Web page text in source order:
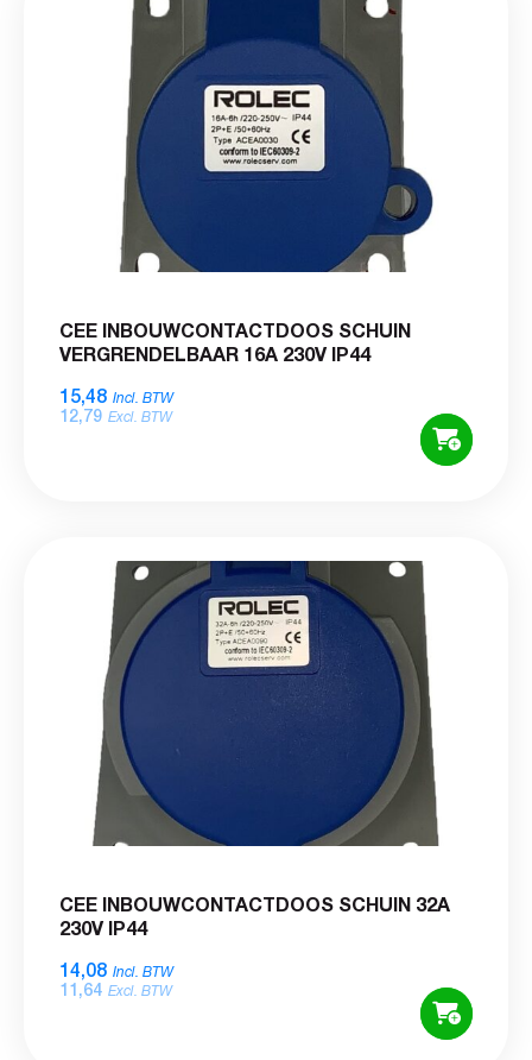
CEE INBOUWCONTACTDOOS SCHUIN
VERGRENDELBAAR 16A 230V IP44
15,48 Incl. BTW
12,79 Excl. BTW
CEE INBOUWCONTACTDOOS SCHUIN 32A
230V IP44
14,08 Incl. BTW
11,64 Excl. BTW